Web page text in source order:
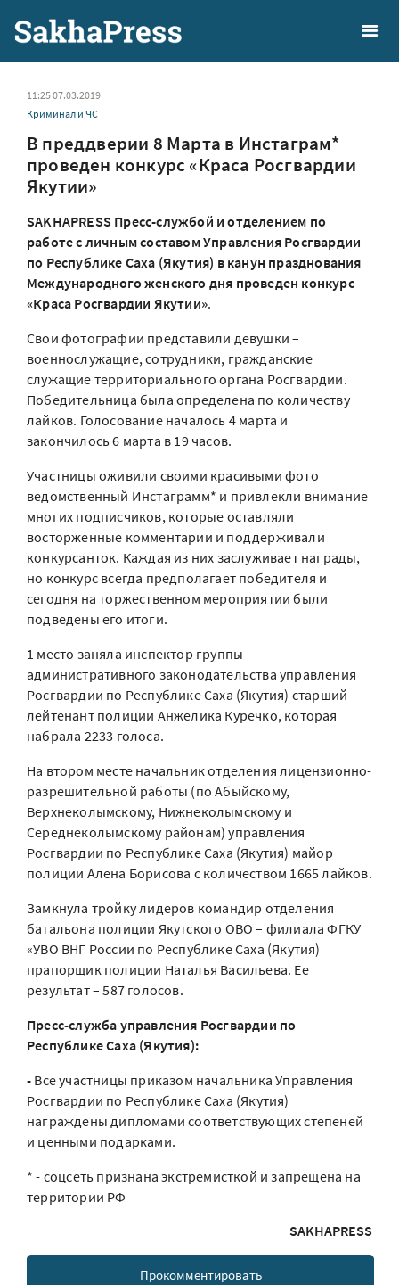
11:25 07.03.2019
Криминал и ЧС
В преддверии 8 Марта в Инстаграм*
проведен конкурс «Краса Росгвардии
Якутии»
SAKHAPRESS Пресс-службой и отделением по
работе с личным составом Управления Росгвардии
по Республике Саха (Якутия) в канун празднования
Международного женского дня проведен конкурс
«Краса Росгвардии Якутии».
Свои фотографии представили девушки –
военнослужащие, сотрудники, гражданские
служащие территориального органа Росгвардии.
Победительница была определена по количеству
лайков. Голосование началось 4 марта и
закончилось 6 марта в 19 часов.
Участницы оживили своими красивыми фото
ведомственный Инстаграмм* и привлекли внимание
многих подписчиков, которые оставляли
восторженные комментарии и поддерживали
конкурсанток. Каждая из них заслуживает награды,
но конкурс всегда предполагает победителя и
сегодня на торжественном мероприятии были
подведены его итоги.
1 место заняла инспектор группы
административного законодательства управления
Росгвардии по Республике Саха (Якутия) старший
лейтенант полиции Анжелика Куречко, которая
набрала 2233 голоса.
На втором месте начальник отделения лицензионно-
разрешительной работы (по Абыйскому,
Верхнеколымскому, Нижнеколымскому и
Середнеколымскому районам) управления
Росгвардии по Республике Саха (Якутия) майор
полиции Алена Борисова с количеством 1665 лайков.
Замкнула тройку лидеров командир отделения
батальона полиции Якутского ОВО – филиала ФГКУ
«УВО ВНГ России по Республике Саха (Якутия)
прапорщик полиции Наталья Васильева. Ее
результат – 587 голосов.
Пресс-служба управления Росгвардии по
Республике Саха (Якутия):
- Все участницы приказом начальника Управления
Росгвардии по Республике Саха (Якутия)
награждены дипломами соответствующих степеней
и ценными подарками.
* - соцсеть признана экстремисткой и запрещена на
территории РФ
SAKHAPRESS
Прокомментировать